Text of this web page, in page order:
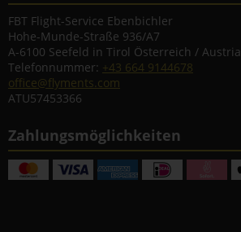
FBT Flight-Service Ebenbichler
Hohe-Munde-Straße 936/A7
A-6100 Seefeld in Tirol Österreich / Austria
Telefonnummer: +43 664 9144678
office@flyments.com
ATU57453366
Zahlungsmöglichkeiten